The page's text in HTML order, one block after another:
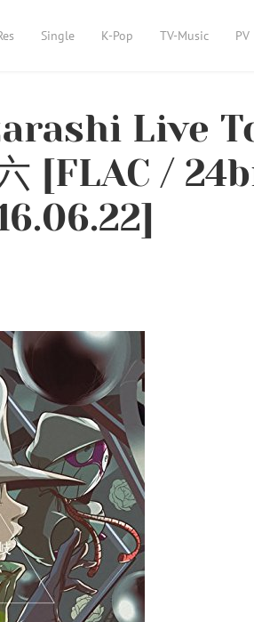
Single K-Pop TV-Music PV
Live
[FLAC /